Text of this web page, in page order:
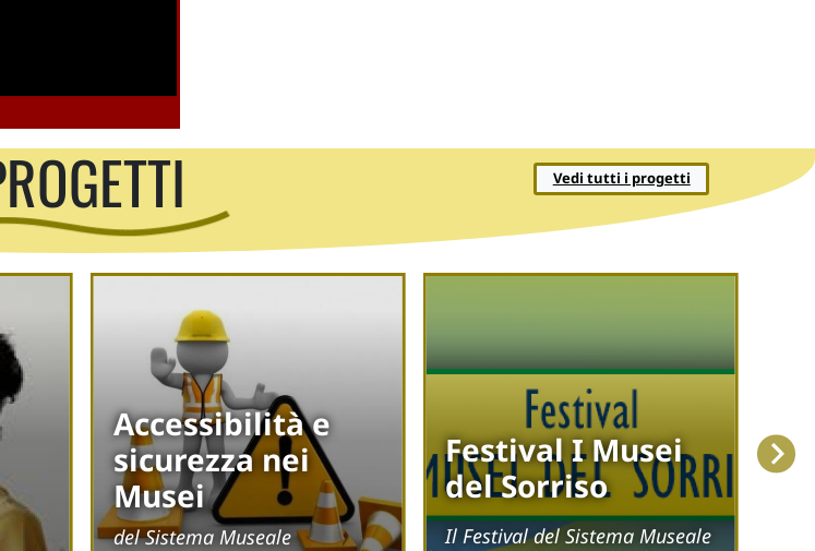
Vedi tutti i progetti
Accessibilità e
sicurezza nei
Musei
del Sistema Museale
Festival I Musei
del Sorriso
Il Festival del Sistema Museale
Tra